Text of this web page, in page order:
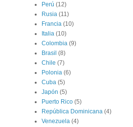
Perú (12)
Rusia (11)
Francia (10)
Italia (10)
Colombia (9)
Brasil (8)
Chile (7)
Polonia (6)
Cuba (5)
Japón (5)
Puerto Rico (5)
República Dominicana (4)
Venezuela (4)